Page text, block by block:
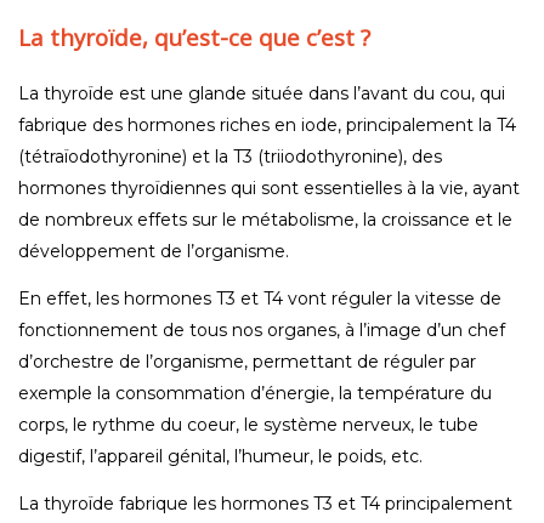
La thyroïde, qu’est-ce que c’est ?
La thyroïde est une glande située dans l’avant du cou, qui
fabrique des hormones riches en iode, principalement la T4
(tétraïodothyronine) et la T3 (triiodothyronine), des
hormones thyroïdiennes qui sont essentielles à la vie, ayant
de nombreux effets sur le métabolisme, la croissance et le
développement de l’organisme.
En effet, les hormones T3 et T4 vont réguler la vitesse de
fonctionnement de tous nos organes, à l’image d’un chef
d’orchestre de l’organisme, permettant de réguler par
exemple la consommation d’énergie, la température du
corps, le rythme du coeur, le système nerveux, le tube
digestif, l’appareil génital, l’humeur, le poids, etc.
La thyroïde fabrique les hormones T3 et T4 principalement